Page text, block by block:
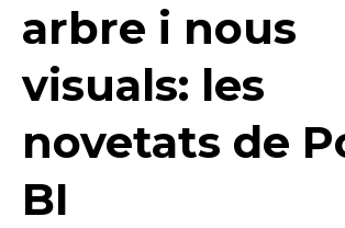
arbre i nous
visuals: les
novetats de
BI